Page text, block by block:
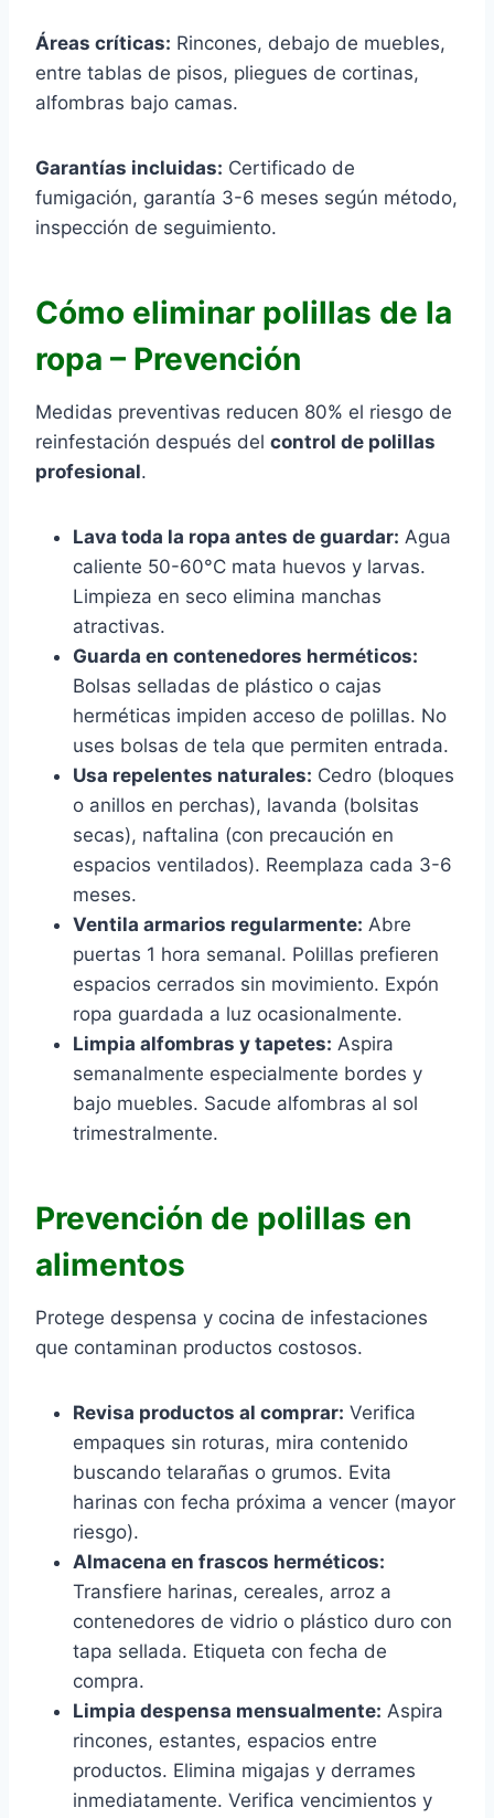
Áreas críticas: Rincones, debajo de muebles,
entre tablas de pisos, pliegues de cortinas,
alfombras bajo camas.
Garantías incluidas: Certificado de
fumigación, garantía 3-6 meses según método,
inspección de seguimiento.
Cómo eliminar polillas de la
ropa – Prevención
Medidas preventivas reducen 80% el riesgo de
reinfestación después del control de polillas
profesional.
Lava toda la ropa antes de guardar: Agua
caliente 50-60°C mata huevos y larvas.
Limpieza en seco elimina manchas
atractivas.
Guarda en contenedores herméticos:
Bolsas selladas de plástico o cajas
herméticas impiden acceso de polillas. No
uses bolsas de tela que permiten entrada.
Usa repelentes naturales: Cedro (bloques
o anillos en perchas), lavanda (bolsitas
secas), naftalina (con precaución en
espacios ventilados). Reemplaza cada 3-6
meses.
Ventila armarios regularmente: Abre
puertas 1 hora semanal. Polillas prefieren
espacios cerrados sin movimiento. Expón
ropa guardada a luz ocasionalmente.
Limpia alfombras y tapetes: Aspira
semanalmente especialmente bordes y
bajo muebles. Sacude alfombras al sol
trimestralmente.
Prevención de polillas en
alimentos
Protege despensa y cocina de infestaciones
que contaminan productos costosos.
Revisa productos al comprar: Verifica
empaques sin roturas, mira contenido
buscando telarañas o grumos. Evita
harinas con fecha próxima a vencer (mayor
riesgo).
Almacena en frascos herméticos:
Transfiere harinas, cereales, arroz a
contenedores de vidrio o plástico duro con
tapa sellada. Etiqueta con fecha de
compra.
Limpia despensa mensualmente: Aspira
rincones, estantes, espacios entre
productos. Elimina migajas y derrames
inmediatamente. Verifica vencimientos y